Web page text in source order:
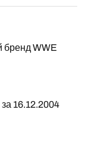
WWE
16.12.2004